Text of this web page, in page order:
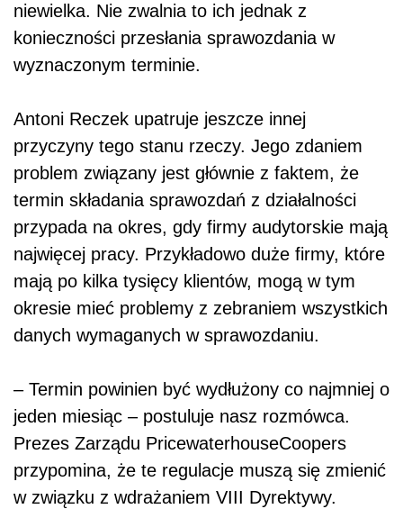
niewielka. Nie zwalnia to ich jednak z
konieczności przesłania sprawozdania w
wyznaczonym terminie.
Antoni Reczek upatruje jeszcze innej
przyczyny tego stanu rzeczy. Jego zdaniem
problem związany jest głównie z faktem, że
termin składania sprawozdań z działalności
przypada na okres, gdy firmy audytorskie mają
najwięcej pracy. Przykładowo duże firmy, które
mają po kilka tysięcy klientów, mogą w tym
okresie mieć problemy z zebraniem wszystkich
danych wymaganych w sprawozdaniu.
– Termin powinien być wydłużony co najmniej o
jeden miesiąc – postuluje nasz rozmówca.
Prezes Zarządu PricewaterhouseCoopers
przypomina, że te regulacje muszą się zmienić
w związku z wdrażaniem VIII Dyrektywy.